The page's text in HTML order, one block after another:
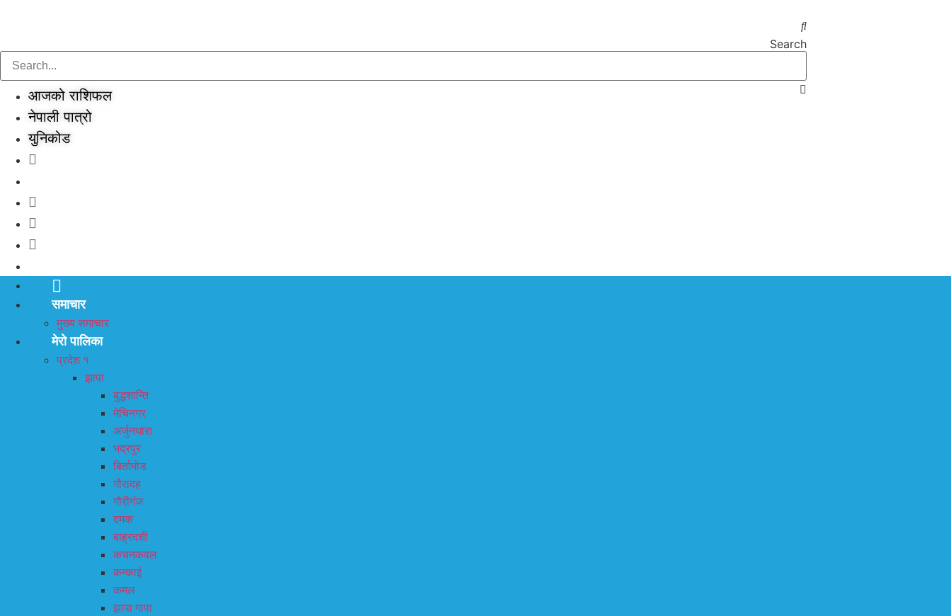
Search
आजको राशिफल
नेपाली पात्रो
युनिकोड
समाचार
मुख्य समाचार
मेरो पालिका
प्रदेश १
झापा
बुद्धशान्ति
मेचिनगर
अर्जुनधारा
भद्रपुर
बिर्तामोड
गौरादह
गौरीगंज
दमक
बाह्रदशी
कचनकवल
कन्काई
कमल
झापा गापा